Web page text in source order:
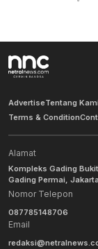
AdvertiseTentang Kami
Terms & Condition
Alamat
Kompleks Gading
Gading Permai,
Nomor Telepon
087785148706
Email